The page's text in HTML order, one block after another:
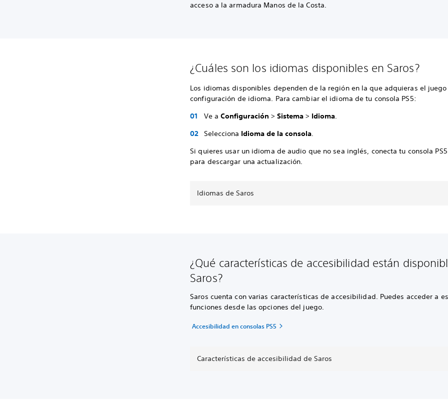
acceso a la armadura Manos de la Costa.
¿Cuáles son los idiomas disponibles en Saros?
Los idiomas disponibles dependen de la región en la que adquieras el
configuración de idioma. Para cambiar el idioma de tu consola PS5:
Ve aConfiguración >Sistema > Idioma.
Selecciona Idioma de la consola.
Si quieres usar un idioma de audio que no sea inglés, conecta tu consola
para descargar una actualización.
Idiomas de Saros
¿Qué características de accesibilidad están
Saros?
Saros cuenta con varias características de accesibilidad. Puedes acceder a
funciones desde las opciones del juego.
Accesibilidad en consolas PS5
Características de accesibilidad de Saros